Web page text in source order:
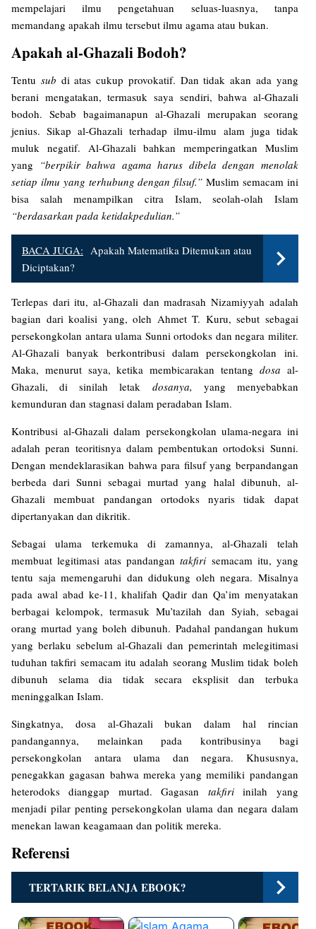
mempelajari ilmu pengetahuan seluas-luasnya, tanpa
memandang apakah ilmu tersebut ilmu agama atau bukan.
Apakah al-Ghazali Bodoh?
Tentu sub di atas cukup provokatif. Dan tidak akan ada yang
berani mengatakan, termasuk saya sendiri, bahwa al-Ghazali
bodoh. Sebab bagaimanapun al-Ghazali merupakan seorang
jenius. Sikap al-Ghazali terhadap ilmu-ilmu alam juga tidak
muluk negatif. Al-Ghazali bahkan memperingatkan Muslim
yang “berpikir bahwa agama harus dibela dengan menolak
setiap ilmu yang terhubung dengan filsuf.”Muslim semacam ini
bisa salah menampilkan citra Islam, seolah-olah Islam
“berdasarkan pada ketidakpedulian.”
BACA JUGA: Apakah Matematika Ditemukan atau
Diciptakan?
Terlepas dari itu, al-Ghazali dan madrasah Nizamiyyah adalah
bagian dari koalisi yang, oleh Ahmet T. Kuru, sebut sebagai
persekongkolan antara ulama Sunni ortodoks dan negara militer.
Al-Ghazali banyak berkontribusi dalam persekongkolan ini.
Maka, menurut saya, ketika membicarakan tentang dosa al-
Ghazali, di sinilah letak dosanya, yang menyebabkan
kemunduran dan stagnasi dalam peradaban Islam.
Kontribusi al-Ghazali dalam persekongkolan ulama-negara ini
adalah peran teoritisnya dalam pembentukan ortodoksi Sunni.
Dengan mendeklarasikan bahwa para filsuf yang berpandangan
berbeda dari Sunni sebagai murtad yang halal dibunuh, al-
Ghazali membuat pandangan ortodoks nyaris tidak dapat
dipertanyakan dan dikritik.
Sebagai ulama terkemuka di zamannya, al-Ghazali telah
membuat legitimasi atas pandangantakfiri semacam itu, yang
tentu saja memengaruhi dan didukung oleh negara. Misalnya
pada awal abad ke-11, khalifah Qadir dan Qa’im menyatakan
berbagai kelompok, termasuk Mu’tazilah dan Syiah, sebagai
orang murtad yang boleh dibunuh. Padahal pandangan hukum
yang berlaku sebelum al-Ghazali dan pemerintah melegitimasi
tuduhan takfiri semacam itu adalah seorang Muslim tidak boleh
dibunuh selama dia tidak secara eksplisit dan terbuka
meninggalkan Islam.
Singkatnya, dosa al-Ghazali bukan dalam hal rincian
pandangannya, melainkan pada kontribusinya bagi
persekongkolan antara ulama dan negara. Khususnya,
penegakkan gagasan bahwa mereka yang memiliki pandangan
heterodoks dianggap murtad. Gagasan takfiriinilah yang
menjadi pilar penting persekongkolan ulama dan negara dalam
menekan lawan keagamaan dan politik mereka.
Referensi
TERTARIK BELANJA EBOOK?